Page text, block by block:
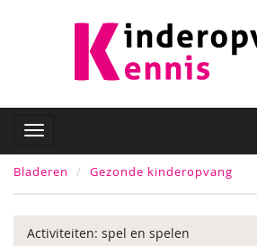
Bladeren Gezonde kinderopvang
Activiteiten: spel en spelen